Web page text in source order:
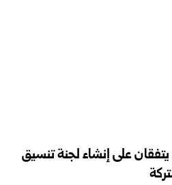
يتفقان على إنشاء لجنة تنسيق